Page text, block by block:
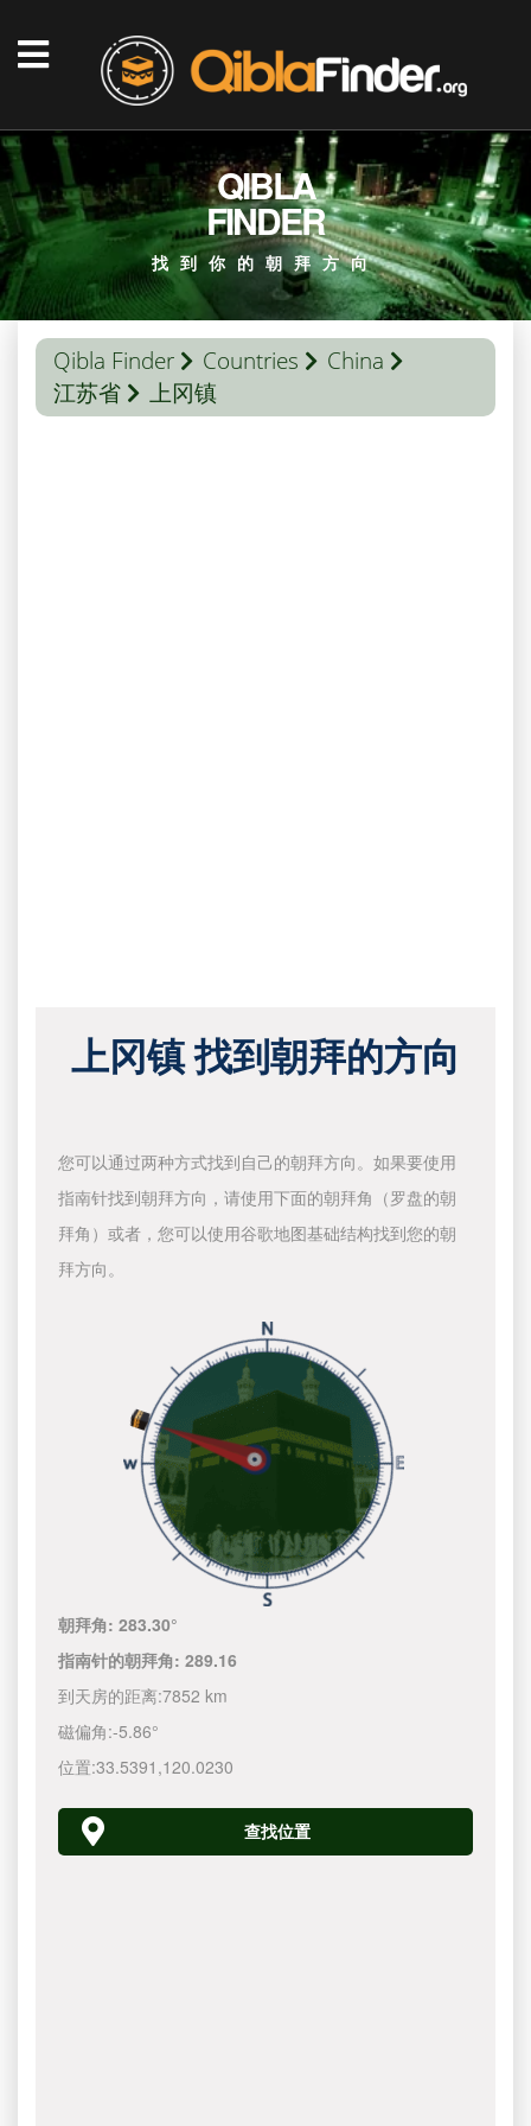
QIBLA
FINDER
找到你的朝拜方向
Qibla Finder Countries
China
江苏省
上冈镇
上冈镇 找到朝拜的方向
您可以通过两种方式找到自己的朝拜方向。如果要使用
指南针找到朝拜方向，请使用下面的朝拜角（罗盘的朝
拜角）或者，您可以使用谷歌地图基础结构找到您的朝
拜方向。
朝拜角:283.30°
指南针的朝拜角:289.16
到天房的距离:7852 km
磁偏角:-5.86°
位置:33.5391 ,120.0230
查找位置